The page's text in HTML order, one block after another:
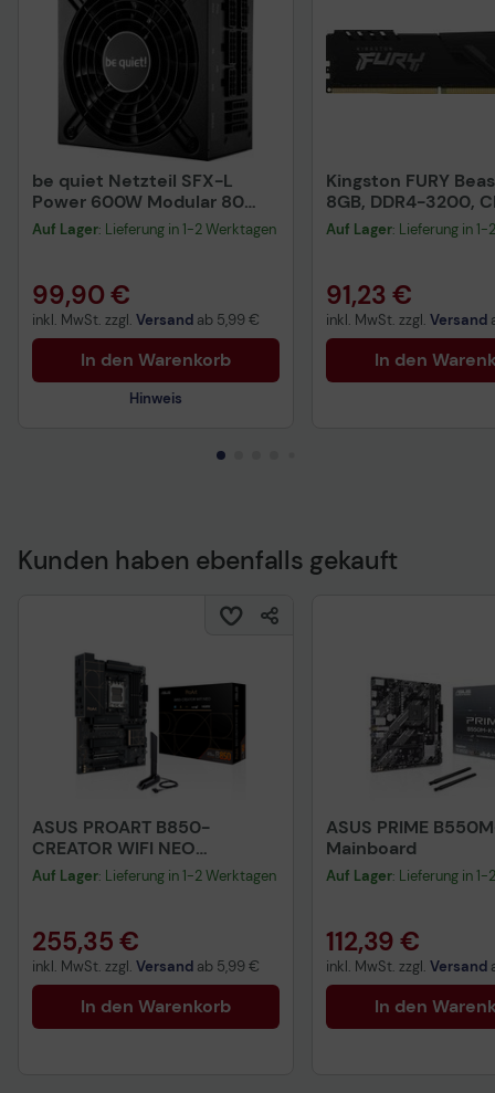
be quiet Netzteil SFX-L
Power 600W Modular 80
Plus Gold
Auf Lager: Lieferung in 1-2 Werktagen
99,90 €
inkl. MwSt. zzgl. Versand ab 5,99 €
In den Warenkorb
Hinweis
Kingston FURY
8GB, DDR4-3200,
Auf Lager: Lieferung in
91,23 €
inkl. MwSt. zzgl. Versand
In den
Kunden haben ebenfalls gekauft
ASUS PROART B850-
CREATOR WIFI NEO
Mainboard
Auf Lager: Lieferung in 1-2 Werktagen
255,35 €
inkl. MwSt. zzgl. Versand ab 5,99 €
In den Warenkorb
ASUS PRIME
Mainboard
Auf Lager: Lieferung in
112,39 €
inkl. MwSt. zzgl. Versand
In den